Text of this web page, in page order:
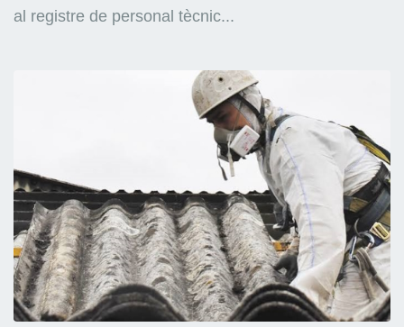
al registre de personal tècnic...